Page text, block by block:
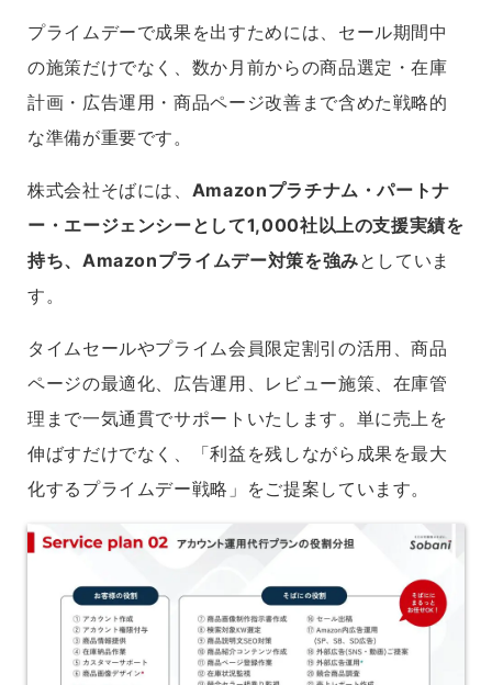
プライムデーで成果を出すためには、セール期間中
の施策だけでなく、数か月前からの商品選定・在庫
計画・広告運用・商品ページ改善まで含めた戦略的
な準備が重要です。
株式会社そばには、 Amazonプラチナム・パートナ
ー・エージェンシーとして1,000社以上の支援実績を
持ち、Amazonプライムデー対策を強みとしていま
す。
タイムセールやプライム会員限定割引の活用、商品
ページの最適化、広告運用、レビュー施策、在庫管
理まで一気通貫でサポートいたします。単に売上を
伸ばすだけでなく、「利益を残しながら成果を最大
化するプライムデー戦略」をご提案しています。